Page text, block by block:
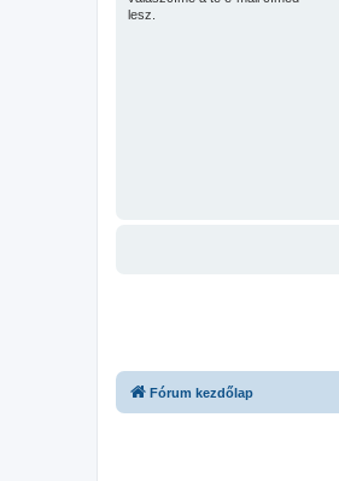
lesz.
Fórum kezdőlap